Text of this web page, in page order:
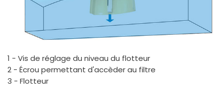
1 - Vis de réglage du niveau du flotteur
2 - Écrou permettant d'accèder au filtre
3 - Flotteur